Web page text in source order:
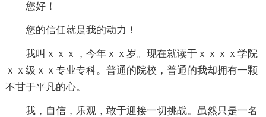
您好！
您的信任就是我的动力！
我叫ｘｘｘ，今年ｘｘ岁。现在就读于ｘｘｘｘ学院
ｘｘ级ｘｘ专业专科。普通的院校，普通的我却拥有一颗
不甘于平凡的心。
我，自信，乐观，敢于迎接一切挑战。虽然只是一名